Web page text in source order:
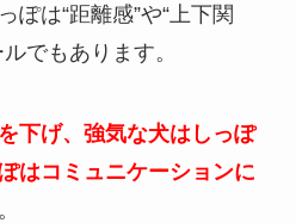
ぽは“距離感”や“上下関
でもあります。
下げ、強気な犬はしっぽ
はコミュニケーションに